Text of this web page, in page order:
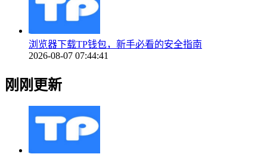
浏览器下载TP钱包，新手必看的安全指南
2026-08-07 07:44:41
刚刚更新